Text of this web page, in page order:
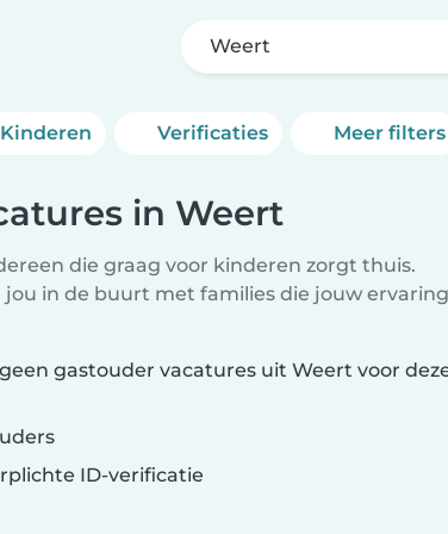
Weert
Kinderen Verificaties Meer filters
in Weert
die graag voor kinderen zorgt thuis.
in de buurt met families die jouw ervaring
gastouder vacatures uit Weert voor
ID-verificatie